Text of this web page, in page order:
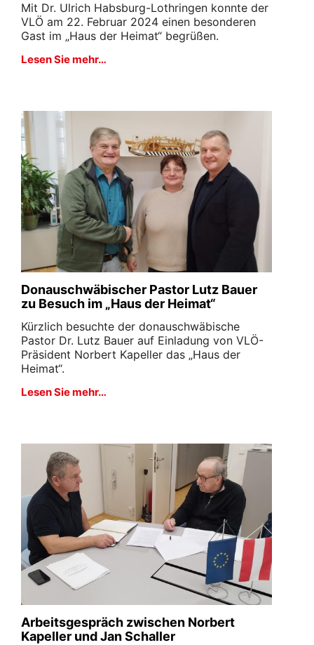
Mit Dr. Ulrich Habsburg-Lothringen konnte der
VLÖ am 22. Februar 2024 einen besonderen
Gast im „Haus der Heimat“ begrüßen.
Lesen Sie mehr…
Donauschwäbischer Pastor Lutz Bauer
zu Besuch im „Haus der Heimat“
Kürzlich besuchte der donauschwäbische
Pastor Dr. Lutz Bauer auf Einladung von VLÖ-
Präsident Norbert Kapeller das „Haus der
Heimat“.
Lesen Sie mehr…
Arbeitsgespräch zwischen Norbert
Kapeller und Jan Schaller